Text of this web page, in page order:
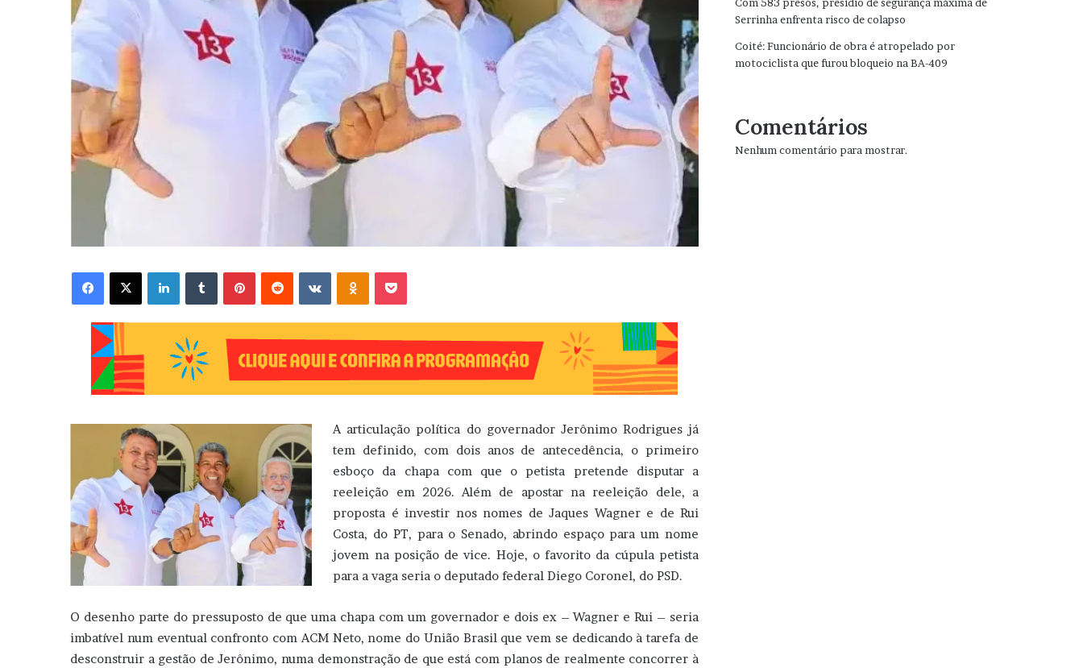
Facebook X Linkedin VK OK
A articulação política do governador Jerônimo Rodrigues já
tem definido, com dois anos de antecedência, o primeiro
esboço da chapa com que o petista pretende disputar a
reeleição em 2026. Além de apostar na reeleição dele, a
proposta é investir nos nomes de Jaques Wagner e de Rui
Costa, do PT, para o Senado, abrindo espaço para um nome
jovem na posição de vice. Hoje, o favorito da cúpula petista
para a vaga seria o deputado federal Diego Coronel, do PSD.
O desenho parte do pressuposto de que uma chapa com um governador e dois ex – Wagner e Rui – seria
imbatível num eventual confronto com ACM Neto, nome do União Brasil que vem se dedicando à tarefa de
desconstruir a gestão de Jerônimo, numa demonstração de que está com planos de realmente concorrer à
Serrinha enfrenta risco de colapso
Coité: Funcionário de obra é atropelado por
motociclista que furou bloqueio na BA-409
Comentários
Nenhum comentário para mostrar.